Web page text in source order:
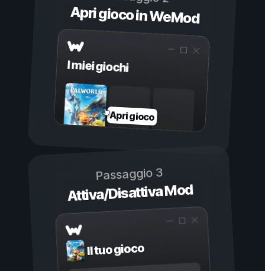
Apri gioco in WeMod
I miei giochi
Apri gioco
Passaggio 3
Attiva/Disattiva Mod
Il tuo gioco